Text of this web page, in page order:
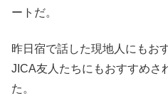
ートだ。
昨日宿で話した現地人にもお
JICA友人たちにもおすすめさ
た。